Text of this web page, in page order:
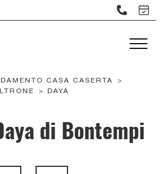
CASA CASERTA
>
> DAYA
di Bontempi